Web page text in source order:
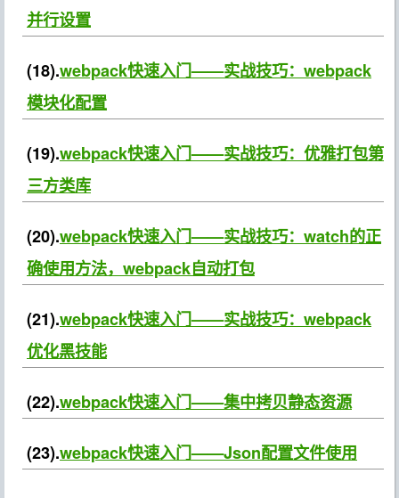
并行设置
(18).webpack快速入门——实战技巧：webpack
模块化配置
(19).webpack快速入门——实战技巧：优雅打包第
三方类库
(20).webpack快速入门——实战技巧：watch的正
确使用方法，webpack自动打包
(21).webpack快速入门——实战技巧：webpack
优化黑技能
(22).webpack快速入门——集中拷贝静态资源
(23).webpack快速入门——Json配置文件使用